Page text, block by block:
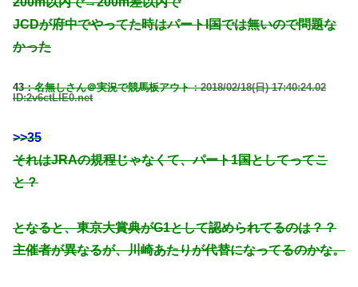
JCDが府中でやってた時はパートI国では無いので問題な
かった
43：名無しさん＠実況で競馬板アウト：2018/02/18(日) 17:40:24.02
ID:2v6ctLIE0.net
>>35
それはJRAの規程じゃなくて、パート1国としてってこ
と？
となると、東京大賞典がG1として認められてるのは？？
主催者が異なるが、川崎あたりが代替になってるのかな。